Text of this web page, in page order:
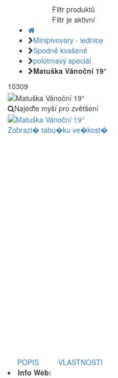
Filtr produktů
Filtr je aktivní
Minipivovary - lednice
Spodně kvašené
polotmavý speciál
Matuška Vánoční 19°
10309
Najeďte myší pro zvětšení
Zobrazi� tabu�ku ve�kost�
POPIS
VLASTNOSTI
Info Web: